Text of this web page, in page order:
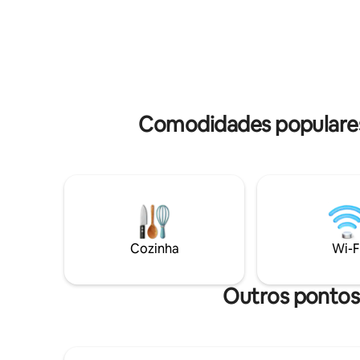
Comodidades
Cozinha Wi-
Outros